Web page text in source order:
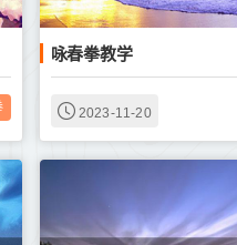
咏春拳教学
2023-11-20